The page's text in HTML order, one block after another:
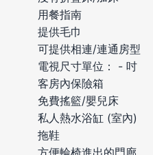
用餐指南
提供毛巾
可提供相連/連通房型
電視尺寸單位： - 吋
客房內保險箱
免費搖籃/嬰兒床
私人熱水浴缸 (室內)
拖鞋
方便輪椅進出的門廊